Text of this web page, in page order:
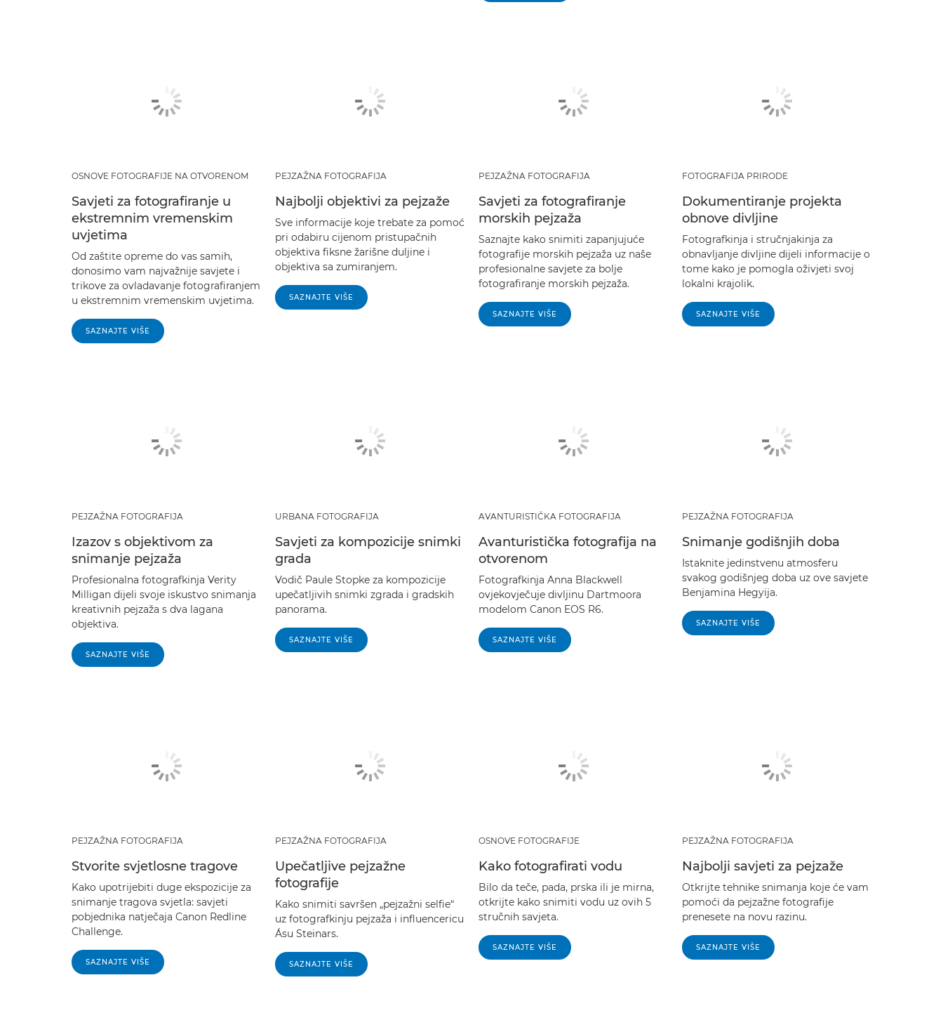
OSNOVE FOTOGRAFIJE NA OTVORENOM
Savjeti za fotografiranje u
ekstremnim vremenskim
uvjetima
Od zaštite opreme do vas samih,
donosimo vam najvažnije savjete i
trikove za ovladavanje fotografiranjem
u ekstremnim vremenskim uvjetima.
SAZNAJTE VIŠE
PEJZAŽNA FOTOGRAFIJA
Najbolji objektivi za pejzaže
Sve informacije koje trebate za pomoć
pri odabiru cijenom pristupačnih
objektiva fiksne žarišne duljine i
objektiva sa zumiranjem.
SAZNAJTE VIŠE
PEJZAŽNA FOTOGRAFIJA
Savjeti za fotografiranje
morskih pejzaža
Saznajte kako snimiti zapanjujuće
fotografije morskih pejzaža uz naše
profesionalne savjete za bolje
fotografiranje morskih pejzaža.
SAZNAJTE VIŠE
FOTOGRAFIJA PRIRODE
Dokumentiranje projekta
obnove divljine
Fotografkinja i stručnjakinja za
obnavljanje divljine dijeli informacije o
tome kako je pomogla oživjeti svoj
lokalni krajolik.
SAZNAJTE VIŠE
PEJZAŽNA FOTOGRAFIJA
Izazov s objektivom za
snimanje pejzaža
Profesionalna fotografkinja Verity
Milligan dijeli svoje iskustvo snimanja
kreativnih pejzaža s dva lagana
objektiva.
SAZNAJTE VIŠE
URBANA FOTOGRAFIJA
Savjeti za kompozicije snimki
grada
Vodič Paule Stopke za kompozicije
upečatljivih snimki zgrada i gradskih
panorama.
SAZNAJTE VIŠE
AVANTURISTIČKA FOTOGRAFIJA
Avanturistička fotografija na
otvorenom
Fotografkinja Anna Blackwell
ovjekovječuje divljinu Dartmoora
modelom Canon EOS R6.
SAZNAJTE VIŠE
PEJZAŽNA FOTOGRAFIJA
Snimanje godišnjih doba
Istaknite jedinstvenu atmosferu
svakog godišnjeg doba uz ove savjete
Benjamina Hegyija.
SAZNAJTE VIŠE
PEJZAŽNA FOTOGRAFIJA
Stvorite svjetlosne tragove
Kako upotrijebiti duge ekspozicije za
snimanje tragova svjetla: savjeti
pobjednika natječaja Canon Redline
Challenge.
SAZNAJTE VIŠE
PEJZAŽNA FOTOGRAFIJA
Upečatljive pejzažne
fotografije
Kako snimiti savršen „pejzažni selfie“
uz fotografkinju pejzaža i influencericu
Ásu Steinars.
SAZNAJTE VIŠE
OSNOVE FOTOGRAFIJE
Kako fotografirati vodu
Bilo da teče, pada, prska ili je mirna,
otkrijte kako snimiti vodu uz ovih 5
stručnih savjeta.
SAZNAJTE VIŠE
PEJZAŽNA FOTOGRAFIJA
Najbolji savjeti za pejzaže
Otkrijte tehnike snimanja koje će vam
pomoći da pejzažne fotografije
prenesete na novu razinu.
SAZNAJTE VIŠE